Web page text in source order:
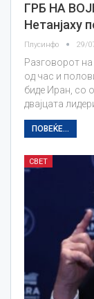
ГРБ НА
Нетанјаху
Плусинфо 29/
Разговорот
од час и
биде Иран, со
двајцата
ПОВЕЌЕ...
СВЕТ